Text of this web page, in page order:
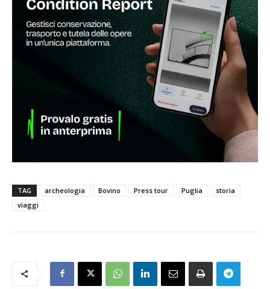
TAG archeologia Bovino Press tour Puglia
storia
viaggi